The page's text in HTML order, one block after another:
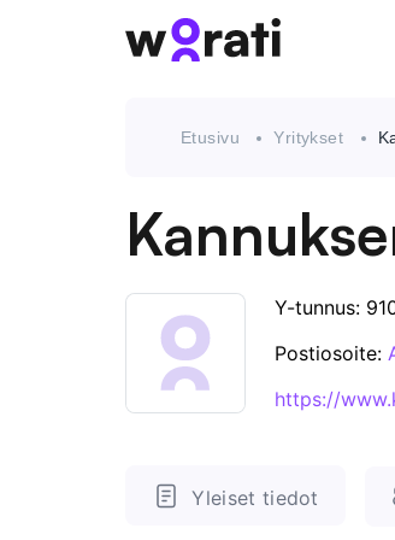
Etusivu Yritykset
Y-tunnus:
Postiosoite:
https://
Yleiset tiedot